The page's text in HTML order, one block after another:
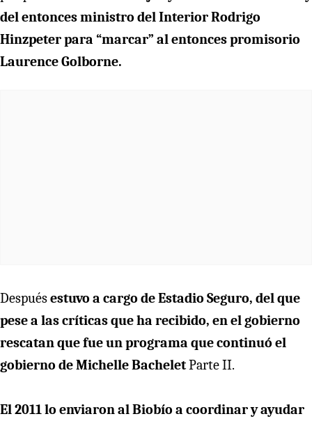
del entonces ministro del Interior Rodrigo
Hinzpeter para “marcar” al entonces promisorio
Laurence Golborne.
Despuésestuvo a cargo de Estadio Seguro, del que
pese a las críticas que ha recibido, en el gobierno
rescatan que fue un programa que continuó el
gobierno de Michelle BacheletParte II.
El 2011 lo enviaron al Biobío a coordinar y ayudar